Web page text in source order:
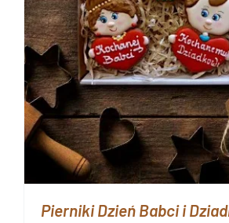
Pierniki Dzień Babci i